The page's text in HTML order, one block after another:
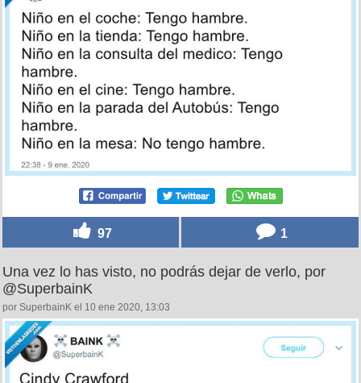
97 1
Una vez lo has visto, no podrás dejar de verlo, por
@SuperbainK
por SuperbainK el 10 ene 2020, 13:03